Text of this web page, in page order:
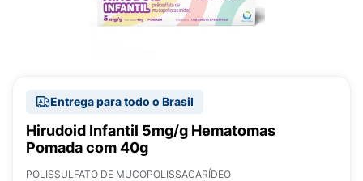
Entrega para todo o Brasil
Hirudoid Infantil 5mg/g Hematomas
Pomada com 40g
POLISSULFATO DE MUCOPOLISSACARÍDEO